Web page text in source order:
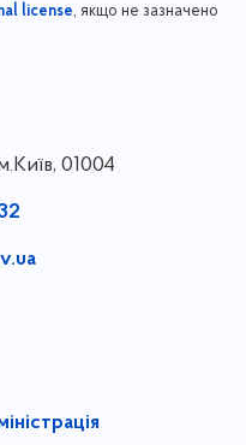
license, якщо не зазначено
01004